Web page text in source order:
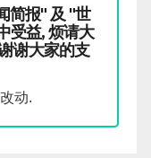
简报" 及 "世
受益, 烦请大
谢大家的支
动.